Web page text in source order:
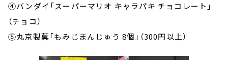
④バンダイ「スーパーマリオ キャラパキ チョコレート」
（チョコ）
⑤丸京製菓「もみじまんじゅう 8個」（300円以上）